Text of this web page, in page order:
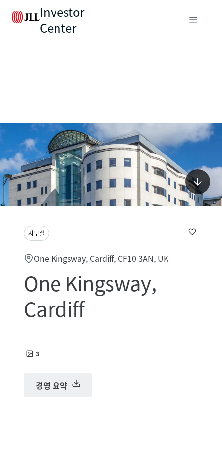
Investor
Center
사무실
One Kingsway, Cardiff, CF10 3AN, UK
One Kingsway,
Cardiff
3
경영 요약